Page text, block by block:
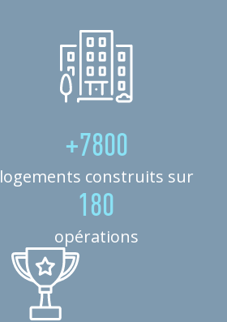
+7800
logements construits sur
180
opérations